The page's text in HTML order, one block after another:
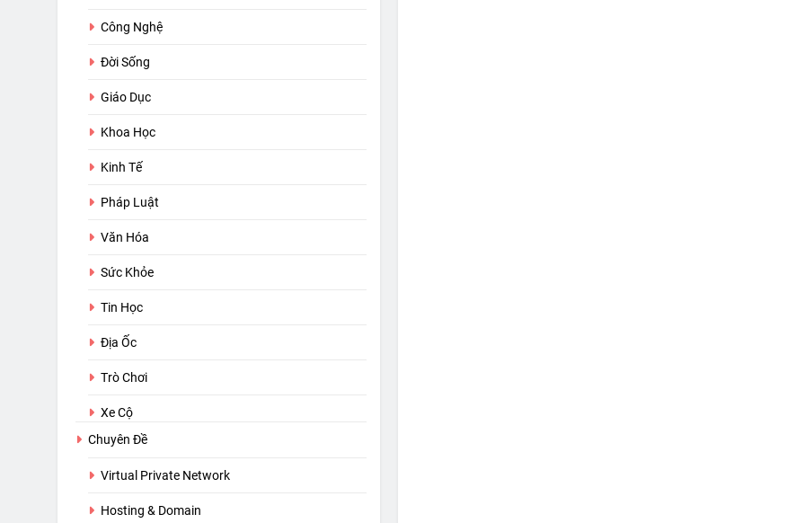
Công Nghệ
Đời Sống
Giáo Dục
Khoa Học
Kinh Tế
Pháp Luật
Văn Hóa
Sức Khỏe
Tin Học
Địa Ốc
Trò Chơi
Xe Cộ
Chuyên Đề
Virtual Private Network
Hosting & Domain